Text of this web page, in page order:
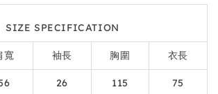
SIZE SPECIFICATION
寬 袖長 胸圍 衣長
26 115 75